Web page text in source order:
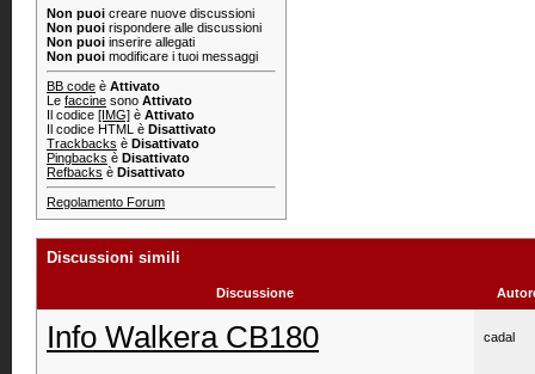
Non puoi creare nuove discussioni
Non puoi rispondere alle discussioni
Non puoi inserire allegati
Non puoi modificare i tuoi messaggi
BB code è Attivato
Le faccine sono Attivato
Il codice [IMG] è Attivato
Il codice HTML è Disattivato
Trackbacks è Disattivato
Pingbacks è Disattivato
Refbacks è Disattivato
Regolamento Forum
Discussioni simili
Discussione
Info Walkera CB180 cadal